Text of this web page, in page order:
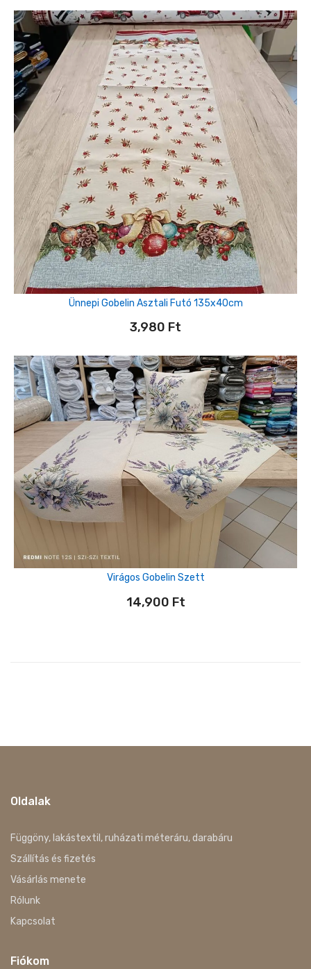
Ünnepi Gobelin Asztali Futó 135x40cm
3,980 Ft
Virágos Gobelin Szett
14,900 Ft
Oldalak
Függöny, lakástextil, ruházati méteráru, darabáru
Szállítás és fizetés
Vásárlás menete
Rólunk
Kapcsolat
Fiókom